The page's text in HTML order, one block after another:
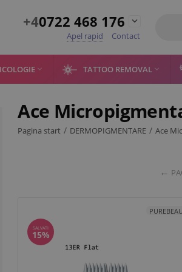
+40722 468 176

Apel rapid
Contact
 TATTOO REMOVAL 
Ace
Pagina start / DERMOPIGMENTARE / Ace
PUREBEAU
SALVATI
15%